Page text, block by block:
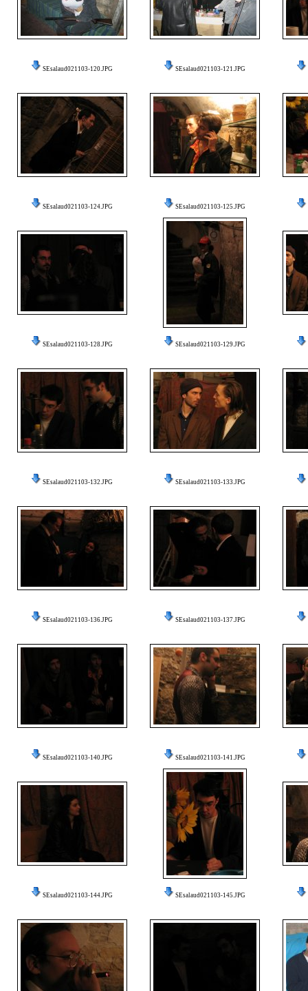
SEsalaud021103-120.JPG SEsalaud021103-121.JPG
SEsalaud021103-124.JPG SEsalaud021103-125.JPG
SEsalaud021103-128.JPG SEsalaud021103-129.JPG
SEsalaud021103-132.JPG SEsalaud021103-133.JPG
SEsalaud021103-136.JPG SEsalaud021103-137.JPG
SEsalaud021103-140.JPG SEsalaud021103-141.JPG
SEsalaud021103-144.JPG SEsalaud021103-145.JPG